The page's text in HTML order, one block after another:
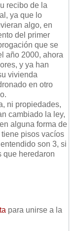
recibo de la
ya que lo
algo, en
del primer
que se
año 2000, ahora
y ya han
vivienda
en otro
ni propiedades,
cambiado la ley,
alguna forma de
pisos vacíos
son 3, si
que heredaron
para unirse a la